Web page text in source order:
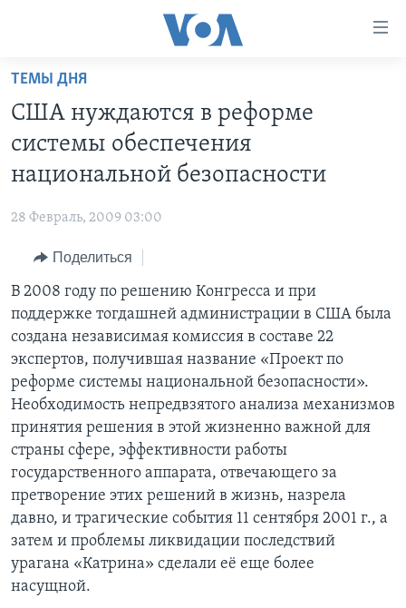
Перейти
основной
контент
основной
навигации
Перейти
поиск
ПРОГРАММЫ
ИТОГИ
ПОЧЕМУ ЭТО ВАЖНО?
ДИСКУССИЯ VOA
ДЕТАЛИ
НЬЮ-ЙОРК NEW YORK
АМЕРИКА. БОЛЬШОЕ ПУТЕШЕСТВИЕ
НАША АМЕРИКАНСКАЯ ИСТОРИЯ
А КАК В АМЕРИКЕ?
АРТЕФАКТЫ
АМЕРИКАНСКИЕ ГОРОДКИ
ТЕСТЫ
ИНТЕРВЬЮ
ФАКТЫ ПРОТИВ ФЕЙКОВ
ЗА СВОБОДУ ПРЕССЫ
УЧИМ АНГЛИЙСКИЙ
ВИДЕО
ПОДПИСКА НА НОВОСТИ
Learning English
Языки
ТЕМЫ ДНЯ
США нуждаются в реформе
системы обеспечения
национальной безопасности
28 Февраль, 2009 03:00
Поделиться
В 2008 году по решению Конгресса и при
поддержке тогдашней администрации в США была
создана независимая комиссия в составе 22
экспертов, получившая название «Проект по
реформе системы национальной безопасности».
Необходимость непредвзятого анализа механизмов
принятия решения в этой жизненно важной для
страны сфере, эффективности работы
государственного аппарата, отвечающего за
претворение этих решений в жизнь, назрела
давно, и трагические события 11 сентября 2001 г., а
затем и проблемы ликвидации последствий
урагана «Катрина» сделали её еще более
насущной.